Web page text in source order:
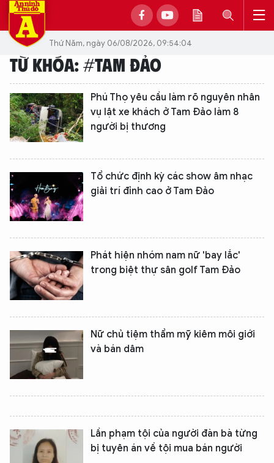
Thứ Năm, ngày 06/08/2026, 09:54:04
TỪ KHÓA: #TAM ĐẢO
Phú Thọ yêu cầu làm rõ nguyên nhân
vụ lật xe khách ở Tam Đảo làm 8
người bị thương
Tổ chức định kỳ các show âm nhạc
giải trí đỉnh cao ở Tam Đảo
Phát hiện nhóm nam nữ 'bay lắc'
trong biệt thự sân golf Tam Đảo
Nữ chủ tiệm thẩm mỹ kiêm môi giới
và bán dâm
Lần phạm tội của người đàn bà từng
bị tuyên án về tội mua bán người